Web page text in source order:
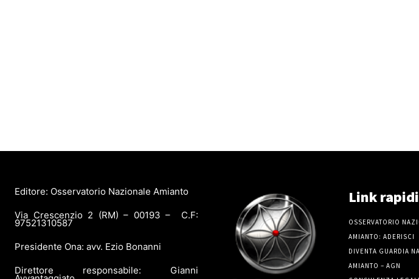
Editore: Osservatorio Nazionale Amianto
Via Crescenzio 2 (RM) – 00193 – C.F:
97521310587
Presidente Ona: avv. Ezio Bonanni
Direttore responsabile: Gianni
Link rapidi
OSSERVATORIO
AMIANTO: ADERISCI
DIVENTA GUARDIA
AMIANTO – AGN